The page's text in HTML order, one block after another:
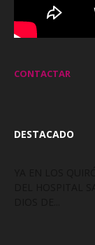
CONTACTAR
DESTACADO